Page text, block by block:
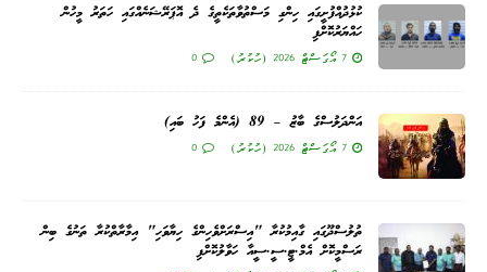
ކުޅުދުއްފުށީގައި ހިންގި މަސްތުވާތަކެތީގެ ދެ އޮޕަރޭޝަނެއްގައި ހަތަރު މީހުން
ހައްޔަރުކޮށްފި
7 އޯގަސްޓް 2026 (ހުކުރު) 0
އަންދަލުސްގެ ބާޒު – 89 (އެންމެ ފަހު ބައި)
7 އޯގަސްޓް 2026 (ހުކުރު) 0
ތުލުސްދޫގައި ގާއިމުކުރާ "އިސްރަށްވެހިންގެ ހިޔާވަހި" އިމާރާތްކުރާ ތަނުގެ ބިން
ރަސްމީކޮށް އެމް.ޓީ.ސީ.ސީއާ ހަވާލުކޮށްފި